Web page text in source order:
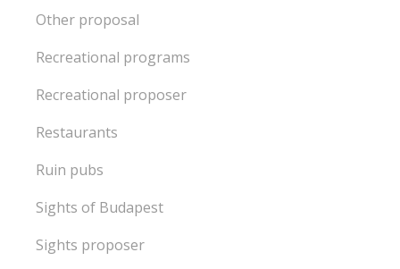
Other proposal
Recreational programs
Recreational proposer
Restaurants
Ruin pubs
Sights of Budapest
Sights proposer